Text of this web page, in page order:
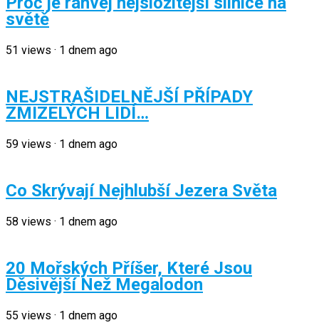
světě
51 views · 1 dnem ago
NEJSTRAŠIDELNĚJŠÍ PŘÍPADY
ZMIZELÝCH LIDÍ…
59 views · 1 dnem ago
Co Skrývají Nejhlubší Jezera Světa
58 views · 1 dnem ago
20 Mořských Příšer, Které Jsou
Děsivější Než Megalodon
55 views · 1 dnem ago